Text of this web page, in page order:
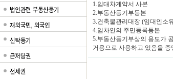
1.임대차계약서 사본
2.부동산등기부등본
3.건축물관리대장 (임대인소
4.임차인의 주민등록등본
5.부동산등기부상의 용도가
거용으로 사용하고 있음을